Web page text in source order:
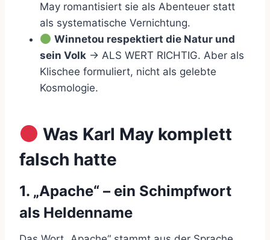
May romantisiert sie als Abenteuer statt
als systematische Vernichtung.
Winnetou respektiert die Natur und
sein Volk → ALS WERT RICHTIG. Aber als
Klischee formuliert, nicht als gelebte
Kosmologie.
Was Karl May komplett
falsch hatte
1. „Apache“ – ein Schimpfwort
als Heldenname